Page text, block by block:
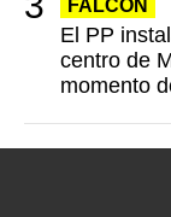
FALCON
El PP
centro de
momento